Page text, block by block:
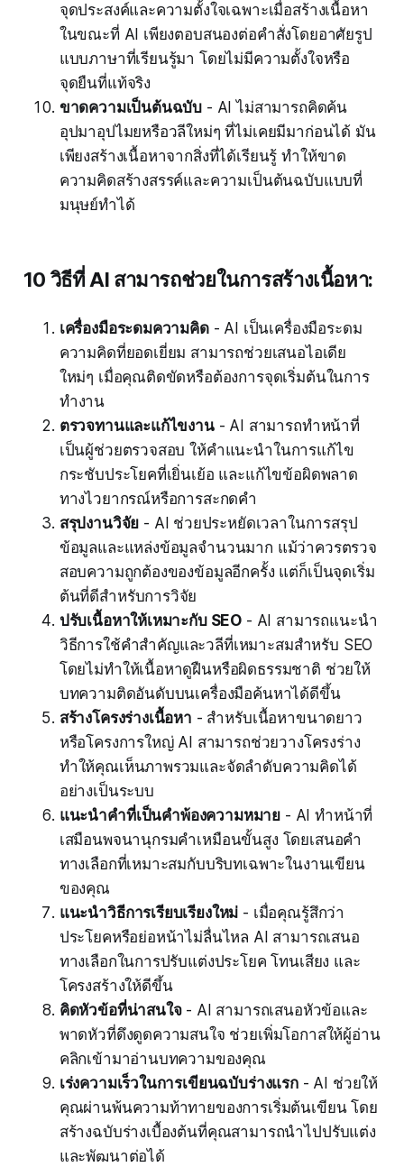
จุดประสงค์และความตั้งใจเฉพาะเมื่อสร้างเนื้อหา
ในขณะที่ AI เพียงตอบสนองต่อคำสั่งโดยอาศัยรูป
แบบภาษาที่เรียนรู้มา โดยไม่มีความตั้งใจหรือ
จุดยืนที่แท้จริง
ขาดความเป็นต้นฉบับ - AI ไม่สามารถคิดค้น
อุปมาอุปไมยหรือวลีใหม่ๆ ที่ไม่เคยมีมาก่อนได้ มัน
เพียงสร้างเนื้อหาจากสิ่งที่ได้เรียนรู้ ทำให้ขาด
ความคิดสร้างสรรค์และความเป็นต้นฉบับแบบที่
มนุษย์ทำได้
10 วิธีที่ AI สามารถช่วยในการสร้างเนื้อหา:
เครื่องมือระดมความคิด- AI เป็นเครื่องมือระดม
ความคิดที่ยอดเยี่ยม สามารถช่วยเสนอไอเดีย
ใหม่ๆ เมื่อคุณติดขัดหรือต้องการจุดเริ่มต้นในการ
ทำงาน
ตรวจทานและแก้ไขงาน- AI สามารถทำหน้าที่
เป็นผู้ช่วยตรวจสอบ ให้คำแนะนำในการแก้ไข
กระชับประโยคที่เยิ่นเย้อ และแก้ไขข้อผิดพลาด
ทางไวยากรณ์หรือการสะกดคำ
สรุปงานวิจัย - AI ช่วยประหยัดเวลาในการสรุป
ข้อมูลและแหล่งข้อมูลจำนวนมาก แม้ว่าควรตรวจ
สอบความถูกต้องของข้อมูลอีกครั้ง แต่ก็เป็นจุดเริ่ม
ต้นที่ดีสำหรับการวิจัย
ปรับเนื้อหาให้เหมาะกับ SEO - AI สามารถแนะนำ
วิธีการใช้คำสำคัญและวลีที่เหมาะสมสำหรับ SEO
โดยไม่ทำให้เนื้อหาดูฝืนหรือผิดธรรมชาติ ช่วยให้
บทความติดอันดับบนเครื่องมือค้นหาได้ดีขึ้น
สร้างโครงร่างเนื้อหา - สำหรับเนื้อหาขนาดยาว
หรือโครงการใหญ่ AI สามารถช่วยวางโครงร่าง
ทำให้คุณเห็นภาพรวมและจัดลำดับความคิดได้
อย่างเป็นระบบ
แนะนำคำที่เป็นคำพ้องความหมาย - AI ทำหน้าที่
เสมือนพจนานุกรมคำเหมือนขั้นสูง โดยเสนอคำ
ทางเลือกที่เหมาะสมกับบริบทเฉพาะในงานเขียน
ของคุณ
แนะนำวิธีการเรียบเรียงใหม่ - เมื่อคุณรู้สึกว่า
ประโยคหรือย่อหน้าไม่ลื่นไหล AI สามารถเสนอ
ทางเลือกในการปรับแต่งประโยค โทนเสียง และ
โครงสร้างให้ดีขึ้น
คิดหัวข้อที่น่าสนใจ- AI สามารถเสนอหัวข้อและ
พาดหัวที่ดึงดูดความสนใจ ช่วยเพิ่มโอกาสให้ผู้อ่าน
คลิกเข้ามาอ่านบทความของคุณ
เร่งความเร็วในการเขียนฉบับร่างแรก- AI ช่วยให้
คุณผ่านพ้นความท้าทายของการเริ่มต้นเขียน โดย
สร้างฉบับร่างเบื้องต้นที่คุณสามารถนำไปปรับแต่ง
และพัฒนาต่อได้